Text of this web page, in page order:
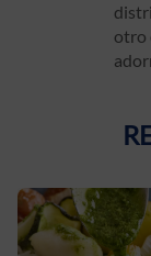
otro